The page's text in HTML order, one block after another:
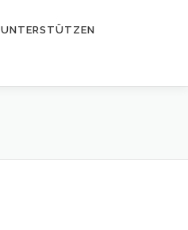
UNTERSTÜTZEN